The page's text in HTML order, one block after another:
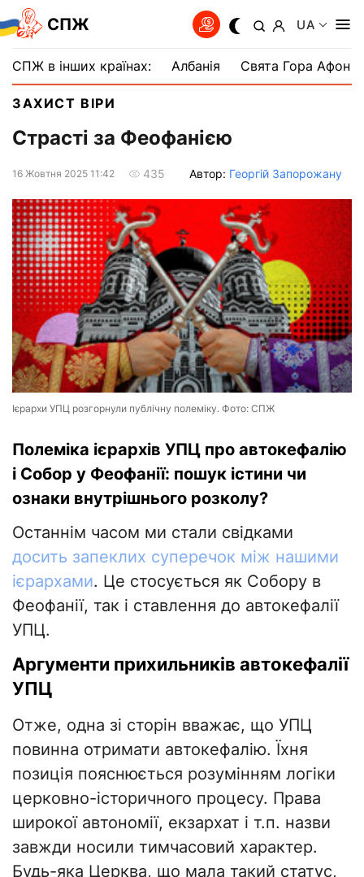
СПЖ UA
СПЖ в інших країнах: Албанія Свята Гора Афон
ЗАХИСТ ВІРИ
Страсті за Феофанією
16 Жовтня 2025 11:42 435 Автор: Георгій Запорожану
Ієрархи УПЦ розгорнули публічну полеміку. Фото: СПЖ
Полеміка ієрархів УПЦ про автокефалію
і Собор у Феофанії: пошук істини чи
ознаки внутрішнього розколу?
Останнім часом ми стали свідками
досить запеклих суперечок між нашими
ієрархами. Це стосується як Собору в
Феофанії, так і ставлення до автокефалії
УПЦ.
Аргументи прихильників автокефалії
УПЦ
Отже, одна зі сторін вважає, що УПЦ
повинна отримати автокефалію. Їхня
позиція пояснюється розумінням логіки
церковно-історичного процесу. Права
широкої автономії, екзархат і т.п. назви
завжди носили тимчасовий характер.
Будь-яка Церква, що мала такий статус,